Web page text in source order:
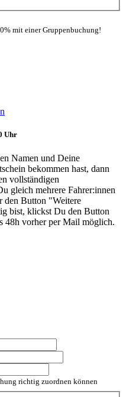
mit einer Gruppenbuchung!
Uhr
Namen und Deine
bekommen hast, dann
vollständigen
gleich mehrere Fahrer:innen
den Button "Weitere
bist, klickst Du den Button
48h vorher per Mail möglich.
richtig zuordnen können